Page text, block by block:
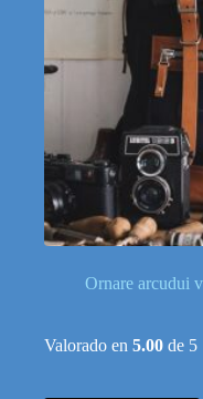
Ornare arcudui
Valorado en 5.00 de 5